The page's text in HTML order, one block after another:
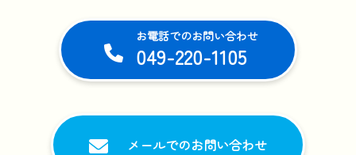
お電話でのお問い合わせ
049-220-1105
メールでのお問い合わせ